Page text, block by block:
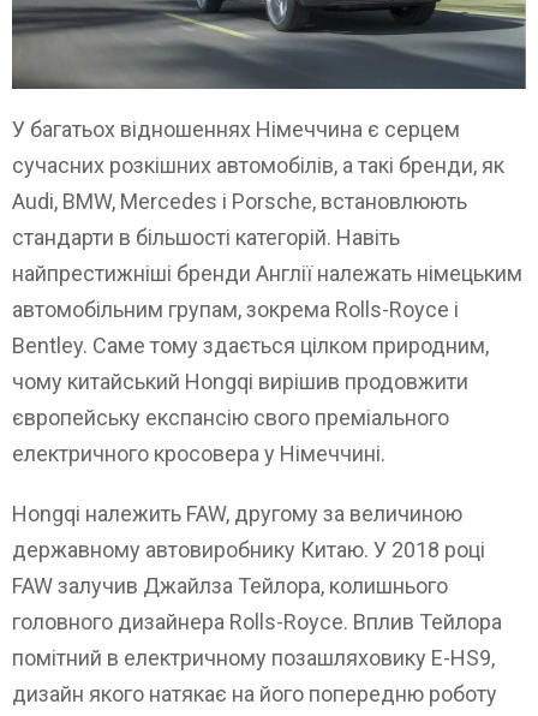
У багатьох відношеннях Німеччина є серцем
сучасних розкішних автомобілів, а такі бренди, як
Audi, BMW, Mercedes і Porsche, встановлюють
стандарти в більшості категорій. Навіть
найпрестижніші бренди Англії належать німецьким
автомобільним групам, зокрема Rolls-Royce і
Bentley. Саме тому здається цілком природним,
чому китайський Hongqi вирішив продовжити
європейську експансію свого преміального
електричного кросовера у Німеччині.
Hongqi належить FAW, другому за величиною
державному автовиробнику Китаю. У 2018 році
FAW залучив Джайлза Тейлора, колишнього
головного дизайнера Rolls-Royce. Вплив Тейлора
помітний в електричному позашляховику E-HS9,
дизайн якого натякає на його попередню роботу